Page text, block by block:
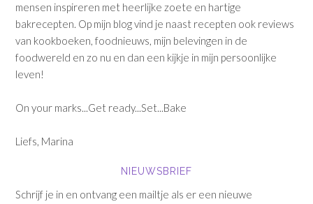
mensen inspireren met heerlijke zoete en hartige
bakrecepten. Op mijn blog vind je naast recepten ook reviews
van kookboeken, foodnieuws, mijn belevingen in de
foodwereld en zo nu en dan een kijkje in mijn persoonlijke
leven!
On your marks...Get ready...Set...Bake
Liefs, Marina
NIEUWSBRIEF
Schrijf je in en ontvang een mailtje als er een nieuwe